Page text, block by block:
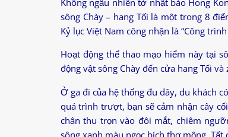
Không ngẫu nhiên tờ nhật báo Hong
sông Chày – hang Tối là một trong 8
Kỷ lục Việt Nam công nhận là “Công
Hoạt động thể thao mạo hiểm này tại
động vật sông Chày đến cửa hang Tối
Ở ga đi của hệ thống đu dây, du khách
quá trình trượt, bạn sẽ cảm nhận cây
chân thu trọn vào đôi mắt, chiêm
sông xanh màu ngọc bích thơ mộng.